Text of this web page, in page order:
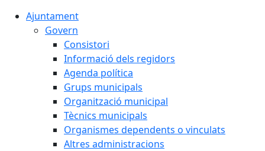
Ajuntament
Govern
Consistori
Informació dels regidors
Agenda política
Grups municipals
Organització municipal
Tècnics municipals
Organismes dependents o vinculats
Altres administracions